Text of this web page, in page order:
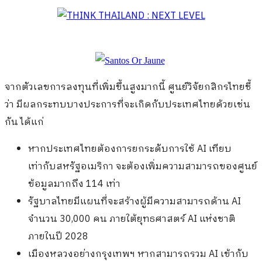
จากตัวเลขการลงทุนที่เพิ่มขึ้นสูงมากนี้ ศูนย์วิจัยกสิกรไทยชี้
ว่า มีผลกระทบบางประการที่จะเกิดกับประเทศไทยด้วยเช่น
กัน ได้แก่
หากประเทศไทยต้องการยกระดับการใช้ AI เทียบ
เท่ากับสหรัฐอเมริกา จะต้องเพิ่มความสามารถของศูนย์
ข้อมูลมากถึง 114 เท่า
รัฐบาลไทยมีแผนที่จะสร้างผู้มีความสามารถด้าน AI
จำนวน 30,000 คน ภายใต้ยุทธศาสตร์ AI แห่งชาติ
ภายในปี 2028
เมืองหลวงอย่างกรุงเทพฯ หากสามารถรวม AI เข้ากับ